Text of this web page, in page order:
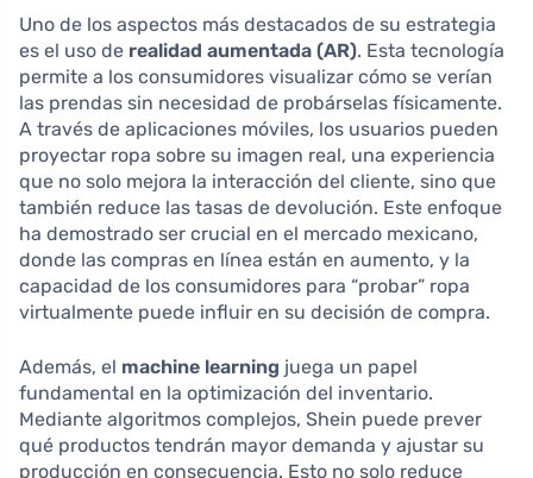
Uno de los aspectos más destacados de su estrategia
es el uso de realidad aumentada (AR). Esta tecnología
permite a los consumidores visualizar cómo se verían
las prendas sin necesidad de probárselas físicamente.
A través de aplicaciones móviles, los usuarios pueden
proyectar ropa sobre su imagen real, una experiencia
que no solo mejora la interacción del cliente, sino que
también reduce las tasas de devolución. Este enfoque
ha demostrado ser crucial en el mercado mexicano,
donde las compras en línea están en aumento, y la
capacidad de los consumidores para “probar” ropa
virtualmente puede influir en su decisión de compra.
Además, el machine learning juega un papel
fundamental en la optimización del inventario.
Mediante algoritmos complejos, Shein puede prever
qué productos tendrán mayor demanda y ajustar su
producción en consecuencia. Esto no solo reduce